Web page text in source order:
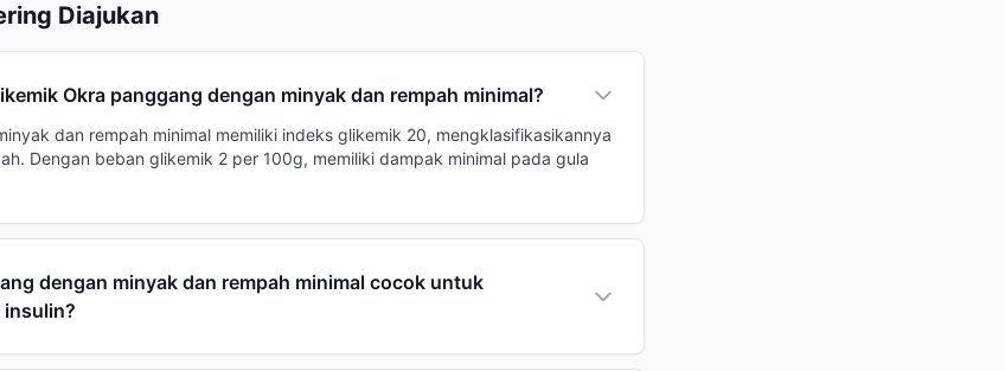
Diajukan
Okra panggang dengan minyak dan rempah minimal?
dan rempah minimal memiliki indeks glikemik 20, mengklasifikasikannya
Dengan beban glikemik 2 per 100g, memiliki dampak minimal pada gula
dengan minyak dan rempah minimal cocok untuk